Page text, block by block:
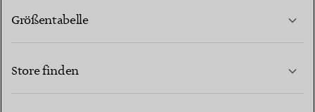
Größentabelle
Store finden